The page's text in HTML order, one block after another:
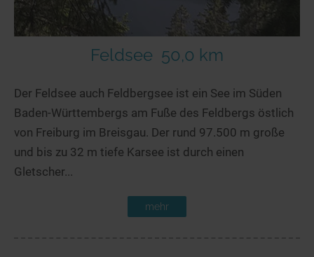
Feldsee 50,0 km
Der Feldsee auch Feldbergsee ist ein See im Süden
Baden-Württembergs am Fuße des Feldbergs östlich
von Freiburg im Breisgau. Der rund 97.500 m große
und bis zu 32 m tiefe Karsee ist durch einen
Gletscher...
mehr